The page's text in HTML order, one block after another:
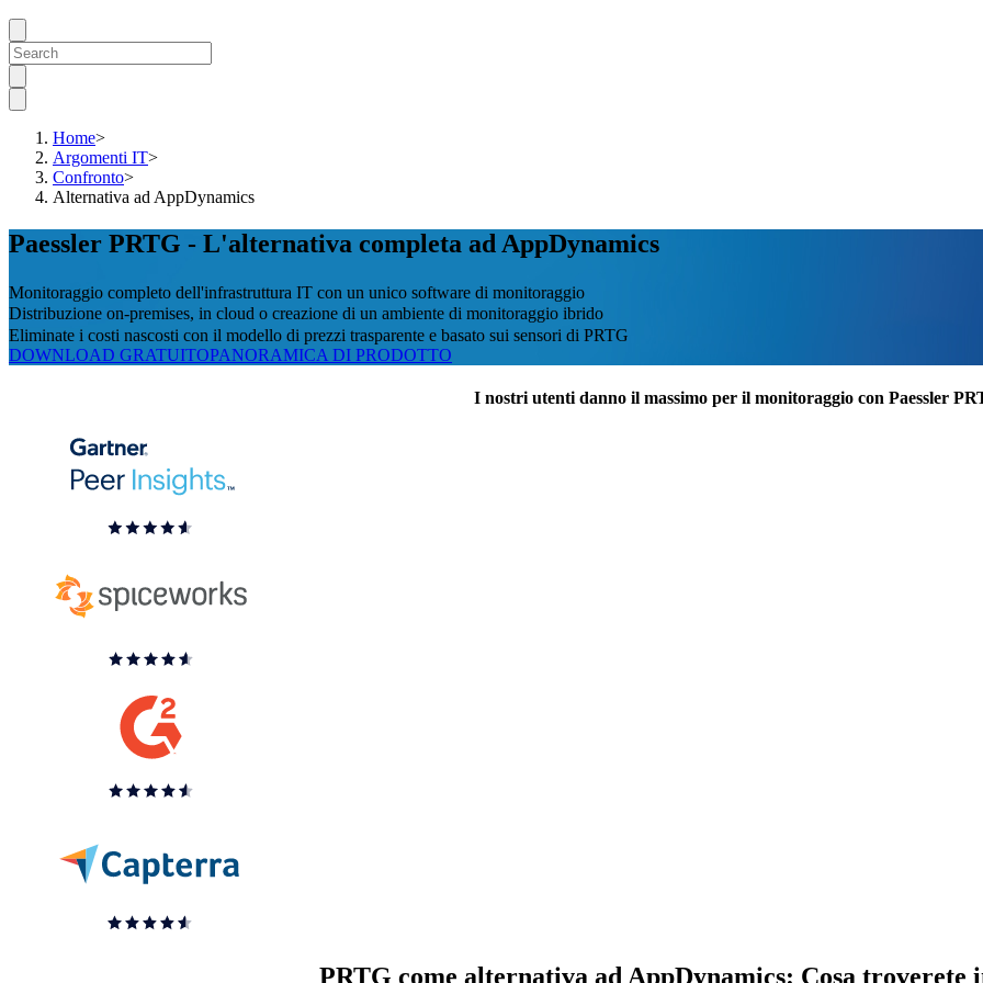
Home>
Argomenti IT>
Confronto>
Alternativa ad AppDynamics
Paessler PRTG - L'alternativa completa ad AppDynamics
Monitoraggio completo dell'infrastruttura IT con un unico software di monitoraggio
Distribuzione on-premises, in cloud o creazione di un ambiente di monitoraggio ibrido
Eliminate i costi nascosti con il modello di prezzi trasparente e basato sui sensori di PRTG
DOWNLOAD GRATUITOPANORAMICA DI PRODOTTO
I nostri utenti danno il massimo per il monitoraggio con Paessler
PRTG come alternativa ad AppDynamics: Cosa troverete